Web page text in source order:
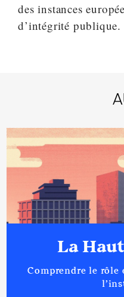
des instances
d’intégrité publique.
La
Comprendre le